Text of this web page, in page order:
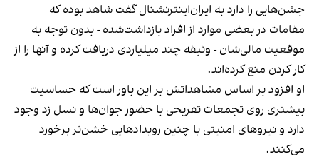
جشن‌هایی را دارد به ایران‌اینترنشنال گفت شاهد بوده که
مقامات در بعضی موارد از افراد بازداشت‌‌شده - بدون توجه به
موقعیت مالی‌شان - وثیقه چند میلیاردی دریافت کرده و آنها را از
کار کردن منع کرده‌اند.
او افزود بر اساس مشاهداتش بر این باور است که حساسیت
بیشتری روی تجمعات تفریحی با حضور جوان‌ها و نسل زد وجود
دارد و نیروهای امنیتی با چنین رویدادهایی خشن‌تر برخورد
می‌کنند.